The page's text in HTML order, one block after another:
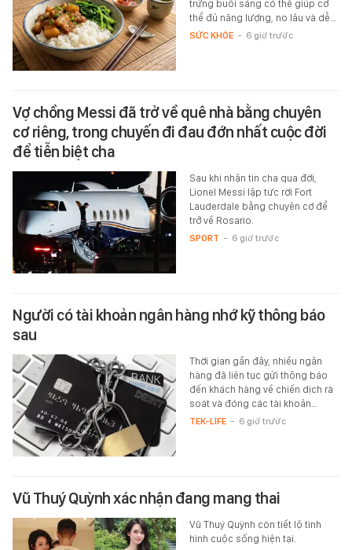
trứng buổi sáng có thể giúp cơ
thể đủ năng lượng, no lâu và dễ…
SỨC KHỎE - 6 giờ trước
Vợ chồng Messi đã trở về quê nhà bằng chuyên
cơ riêng, trong chuyến đi đau đớn nhất cuộc đời
để tiễn biệt cha
Sau khi nhận tin cha qua đời,
Lionel Messi lập tức rời Fort
Lauderdale bằng chuyên cơ để
trở về Rosario.
SPORT - 6 giờ trước
Người có tài khoản ngân hàng nhớ kỹ thông báo
sau
Thời gian gần đây, nhiều ngân
hàng đã liên tục gửi thông báo
đến khách hàng về chiến dịch rà
soát và đóng các tài khoản…
TEK-LIFE - 6 giờ trước
Vũ Thuý Quỳnh xác nhận đang mang thai
Vũ Thuý Quỳnh còn tiết lộ tình
hình cuộc sống hiện tại.